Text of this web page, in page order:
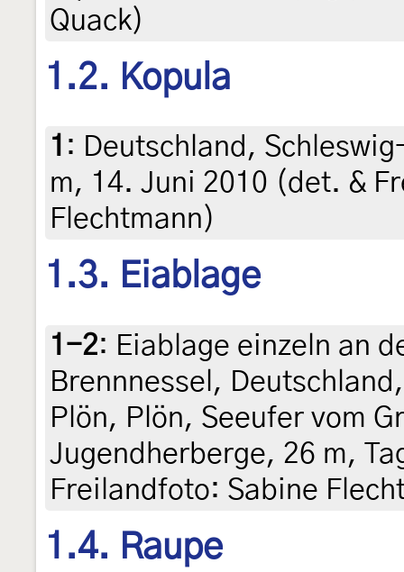
Quack)
1.2. Kopula
1 : Deutschland,
m, 14. Juni 2010 (det. &
Flechtmann)
1.3. Eiablage
1-2: Eiablage einzeln an
Brennnessel,
Plön, Plön, Seeufer vom
Jugendherberge, 26 m,
Freilandfoto: Sabine
1.4. Raupe